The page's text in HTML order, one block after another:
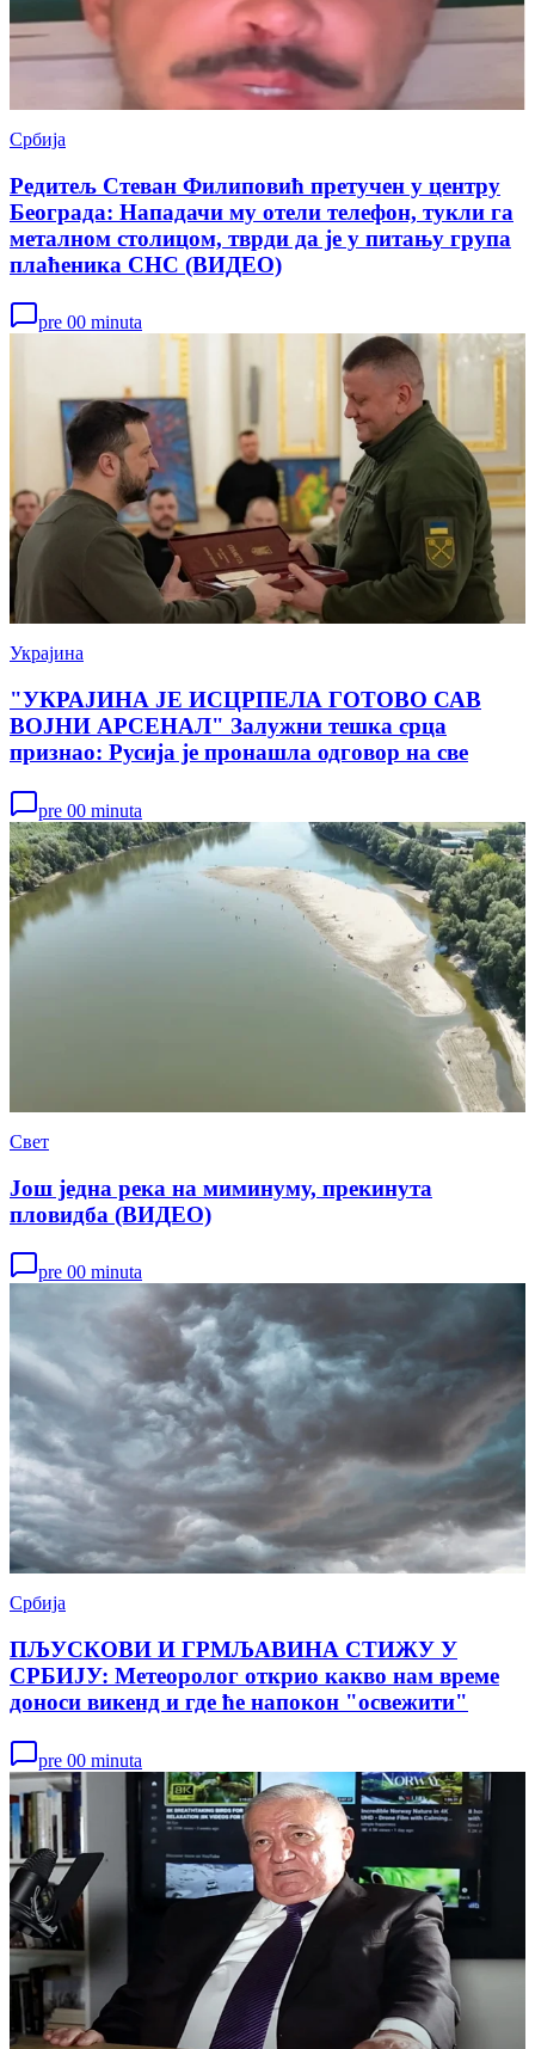
Србија
Редитељ Стеван Филиповић претучен у центру
Београда: Нападачи му отели телефон, тукли га
металном столицом, тврди да је у питању група
плаћеника СНС (ВИДЕО)
pre 00 minuta
Украјина
"УКРАЈИНА ЈЕ ИСЦРПЕЛА ГОТОВО САВ
ВОЈНИ АРСЕНАЛ" Залужни тешка срца
признао: Русија је пронашла одговор на све
pre 00 minuta
Свет
Још једна река на миминуму, прекинута
пловидба (ВИДЕО)
pre 00 minuta
Србија
ПЉУСКОВИ И ГРМЉАВИНА СТИЖУ У
СРБИЈУ: Метеоролог открио какво нам време
доноси викенд и где ће напокон "освежити"
pre 00 minuta